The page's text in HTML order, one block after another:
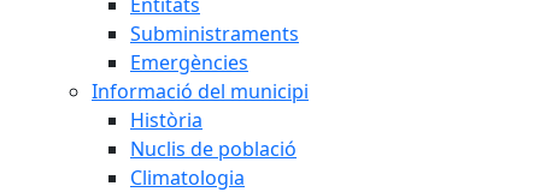
Subministraments
Emergències
Informació del municipi
Història
Nuclis de població
Climatologia